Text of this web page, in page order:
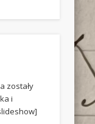
zostały
i